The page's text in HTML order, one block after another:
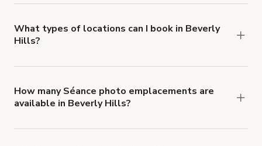
about Giggster's Damage Protection coverage.
What types of locations can I book in Beverly
Hills?
click 'Filters' to look for something specific.
How many Séance photo emplacements are
available in Beverly Hills?